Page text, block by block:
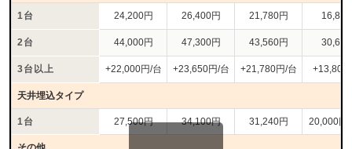
1台 24,200円 26,400円 21,780円
2台 44,000円 47,300円 43,560円
3台以上 +22,000円/台 +23,650円/台 +21,780円/台 +13,800
天井埋込タイプ
1台 27,500円 34,100円 31,240円 20,000円